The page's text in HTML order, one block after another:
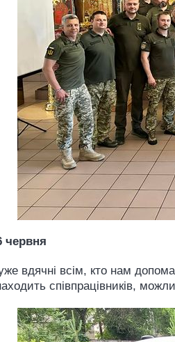
червня
вдячні всім, кто нам
співпрацівників,